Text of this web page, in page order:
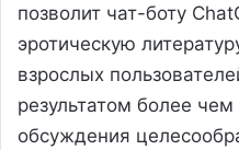
позволит чат-боту
эротическую
взрослых
результатом более
обсуждения